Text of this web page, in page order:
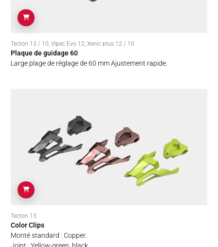
Tecton 13 / 10 ,Vipec Evo 12 ,Xenic plus 12 / 10
Plaque de guidage 60
Large plage de réglage de 60 mm Ajustement rapide.
Tecton 13
Color Clips
Monté standard : Copper.